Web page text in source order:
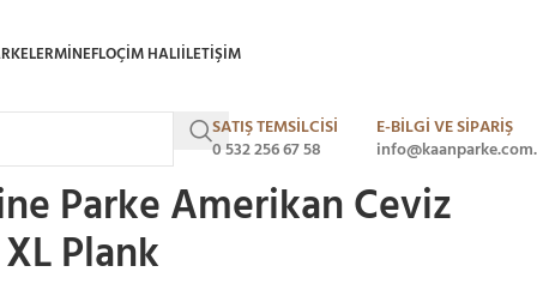
MINEFLOÇIM HALIILETIŞIM
SATIŞ TEMSİLCİSİ
0 532 256 67 58
E-BİLGİ VE SİPARİŞ
Lamine Parke Amerikan Ceviz Derzli Naturel XL Plank
Parke Amerikan Ceviz
Plank